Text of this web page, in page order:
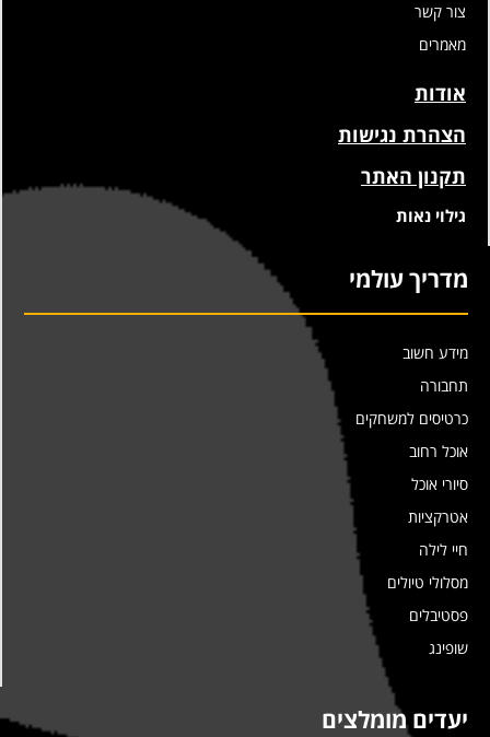
צור קשר
מאמרים
אודות
הצהרת נגישות
תקנון האתר
גילוי נאות
מדריך עולמי
מידע חשוב
תחבורה
כרטיסים למשחקים
אוכל רחוב
סיורי אוכל
אטרקציות
חיי לילה
מסלולי טיולים
פסטיבלים
שופינג
יעדים מומלצים